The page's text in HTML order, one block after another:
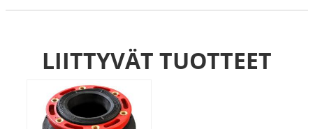
LIITTYVÄT TUOTTEET